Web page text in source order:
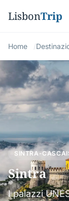
LisbonTrip
Home
SINTRA-
Sintra
I palazzi